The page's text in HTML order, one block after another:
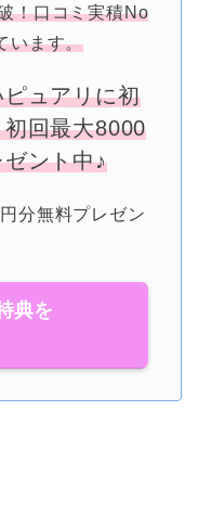
！口コミ実積No
います。
ュアリに初
回最大8000
ント中♪
分無料プレゼン
典を